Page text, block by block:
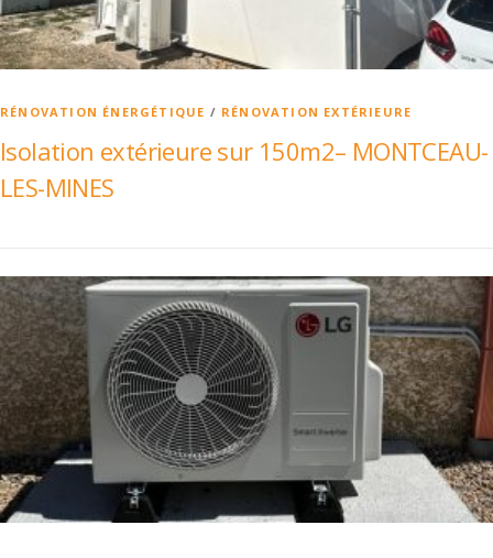
RÉNOVATION ÉNERGÉTIQUE / RÉNOVATION EXTÉRIEURE
Isolation extérieure sur 150m2– MONTCEAU-
LES-MINES